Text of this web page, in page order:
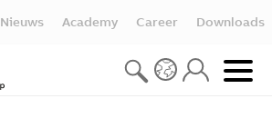
Nieuws Academy Career Downloads